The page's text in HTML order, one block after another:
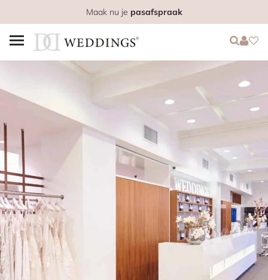
Maak nu je pasafspraak
Login
Login